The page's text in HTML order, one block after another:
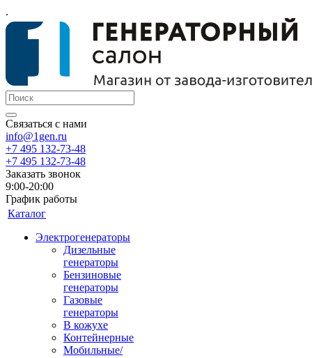
.
Связаться с нами
info@1gen.ru
+7 495 132-73-48
+7 495 132-73-48
Заказать звонок
9:00-20:00
График работы
Каталог
Электрогенераторы
Дизельные
генераторы
Бензиновые
генераторы
Газовые
генераторы
В кожухе
Контейнерные
Мобильные/